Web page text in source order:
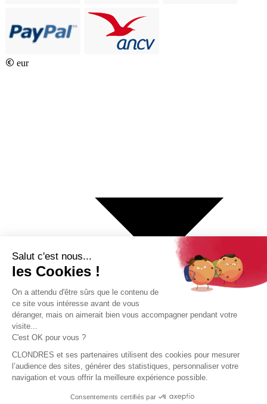
eur
€ Euro
$ Dollar US
$ Dollar Canadien
₣ Franc Suisse
£ Livre sterling